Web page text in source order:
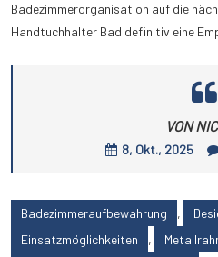
Badezimmerorganisation auf die
Handtuchhalter Bad definitiv eine
VON
8, Okt., 2025
Badezimmeraufbewahrung ,
Einsatzmöglichkeiten
,